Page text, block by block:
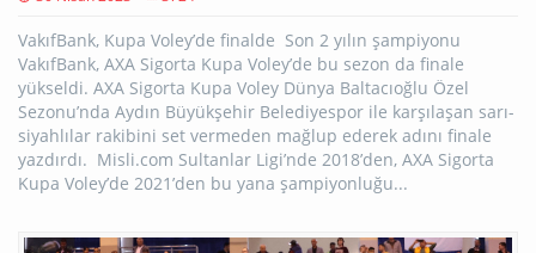
VakıfBank, Kupa Voley’de finalde Son 2 yılın şampiyonu
VakıfBank, AXA Sigorta Kupa Voley’de bu sezon da finale
yükseldi. AXA Sigorta Kupa Voley Dünya Baltacıoğlu Özel
Sezonu’nda Aydın Büyükşehir Belediyespor ile karşılaşan sarı-
siyahlılar rakibini set vermeden mağlup ederek adını finale
yazdırdı. Misli.com Sultanlar Ligi’nde 2018’den, AXA Sigorta
Kupa Voley’de 2021’den bu yana şampiyonluğu...